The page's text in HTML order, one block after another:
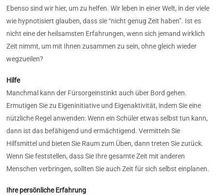
Ebenso sind wir hier, um zu helfen. Wir leben in einer Welt, in der viele
wie hypnotisiert glauben, dass sie “nicht genug Zeit haben”. Ist es
nicht eine der heilsamsten Erfahrungen, wenn sich jemand wirklich
Zeit nimmt, um mit Ihnen zusammen zu sein, ohne gleich wieder
wegzueilen?
Hilfe
Manchmal kann der Fürsorgeinstinkt auch über Bord gehen.
Ermutigen Sie zu Eigeninitiative und Eigenaktivität, indem Sie eine
nützliche Regel anwenden: Wenn ein Schüler etwas selbst tun kann,
dann ist das befähigend und ermächtigend. Vermitteln Sie
Hilfsmittel und bieten Sie Raum zum Üben, dann treten Sie zurück.
Wenn Sie feststellen, dass Sie Ihre gesamte Zeit mit anderen
Menschen verbringen, sollten Sie auch Zeit für sich selbst einplanen.
Ihre persönliche Erfahrung